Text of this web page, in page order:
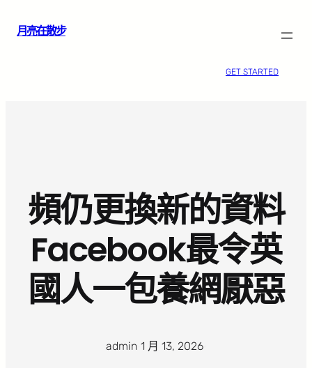
月亮在散步
GET STARTED
頻仍更換新的資料
Facebook最令英
國人一包養網厭惡
admin· 1 月 13, 2026·